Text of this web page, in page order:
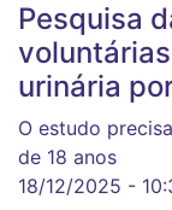
Pesquisa
urinária
O estudo
de 18 anos
18/12/2025 -